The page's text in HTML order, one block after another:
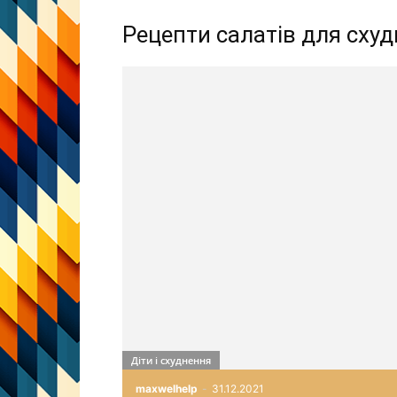
Рецепти салатів для
maxwelhelp - 31.12.2021
Діти і схуднення